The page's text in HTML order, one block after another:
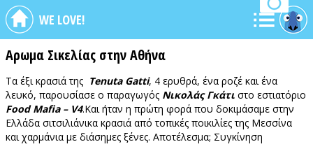
WE LOVE!
Αρωμα Σικελίας στην Αθήνα
Τα έξι κρασιά της Tenuta Gatti, 4 ερυθρά, ένα ροζέ και ένα
λευκό, παρουσίασε ο παραγωγός Νικολάς Γκάτι στο εστιατόριο
Food Mafia – V4.Και ήταν η πρώτη φορά που δοκιμάσαμε στην
Ελλάδα σιτσιλιάνικα κρασιά από τοπικές ποικιλίες της Μεσσίνα
και χαρμάνια με διάσημες ξένες. Αποτέλεσμα; Συγκίνηση